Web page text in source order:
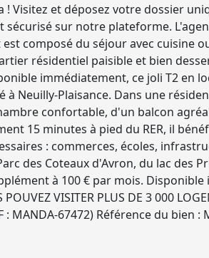
! Visitez et déposez votre dossier
sécurisé sur notre plateforme.
composé du séjour avec cuisine
résidentiel paisible et bien
immédiatement, ce joli T2 en
à Neuilly-Plaisance. Dans une
confortable, d'un balcon
15 minutes à pied du RER, il
: commerces, écoles,
des Coteaux d'Avron, du lac des
à 100 € par mois.
VISITER PLUS DE 3 000
: MANDA-67472) Référence du bien :